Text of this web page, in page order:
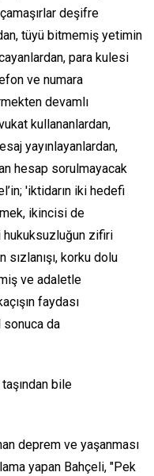
deşifre
tüyü bitmemiş yetimin
para kulesi
ve numara
devamlı
kullananlardan,
yayınlayanlardan,
hesap sorulmayacak
'iktidarın iki hedefi
ikincisi de
hukuksuzluğun zifiri
sızlanışı, korku dolu
ve adaletle
faydası
sonuca da
bile
deprem ve yaşanması
yapan Bahçeli, "Pek